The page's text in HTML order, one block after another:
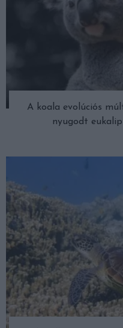
A koala evolúciós
nyugodt